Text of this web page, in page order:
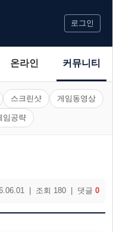
로그인
온라인 커뮤니티
스크린샷 게임동영상
임공략
| 조회 180 | 댓글 0